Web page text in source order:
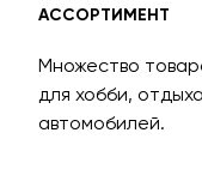
АССОРТИМЕНТ
Множество
для хобби,
автомобилей.